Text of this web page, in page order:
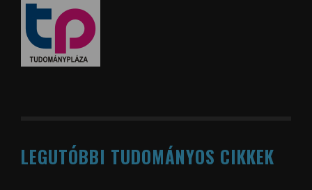
LEGUTÓBBI TUDOMÁNYOS CIKKEK